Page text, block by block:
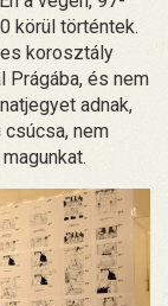
körül történtek.
korosztály
Prágába, és nem
adnak,
nem